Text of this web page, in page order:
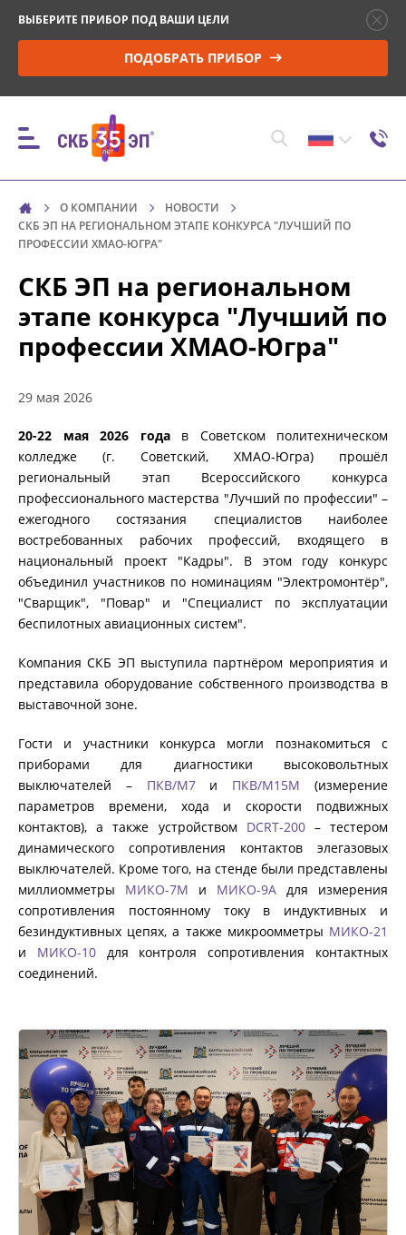
ВЫБЕРИТЕ ПРИБОР ПОД ВАШИ ЦЕЛИ
ПОДОБРАТЬ ПРИБОР
ПРИБОРЫ
КОНТРОЛЬ ПАРАМЕТРОВ И МОНИТОРИНГ
ВЫСОКОВОЛЬТНЫХ ВЫКЛЮЧАТЕЛЕЙ (ВВ)
УПРАВЛЕНИЕ ПРИВОДОМ ВВ И ПРОВЕРКА
СРАБАТЫВАНИЯ
ИЗМЕРЕНИЕ СОПРОТИВЛЕНИЯ В
БЕЗИНДУКТИВНЫХ ОБЪЕКТАХ
ИЗМЕРЕНИЕ СОПРОТИВЛЕНИЯ В ИНДУКТИВНЫХ
ОБЪЕКТАХ
РАЗМАГНИЧИВАНИЕ ТРАНСФОРМАТОРОВ
ИСПЫТАНИЯ НА НАГРЕВ (ТЕСТ ОХЛАЖДЕНИЯ)
ТРАНСФОРМАТОРОВ
КОМПЛЕКТЫ ДЛЯ ЭЛЕКТРОТЕХНИЧЕСКИХ
ЛАБОРАТОРИЙ (ЭТЛ)
ТРАССОПОИСКОВОЕ УСТРОЙСТВО И
ИДЕНТИФИКАТОРЫ НИЗКОВОЛЬТНОЙ СЕТИ
АРХИВ
ПОДОБРАТЬ ПРИБОР
КАТАЛОГ
О КОМПАНИИ
НОВОСТИ
СКБ ЭП НА РЕГИОНАЛЬНОМ ЭТАПЕ КОНКУРСА "ЛУЧШИЙ ПО
ПРОФЕССИИ ХМАО-ЮГРА"
СКБ ЭП на региональном
этапе конкурса "Лучший по
профессии ХМАО-Югра"
29 мая 2026
20-22 мая 2026 годав Советском политехническом
колледже (г. Советский, ХМАО-Югра) прошёл
региональный этап Всероссийского конкурса
профессионального мастерства "Лучший по профессии" –
ежегодного состязания специалистов наиболее
востребованных рабочих профессий, входящего в
национальный проект "Кадры". В этом году конкурс
объединил участников по номинациям "Электромонтёр",
"Сварщик", "Повар" и "Специалист по эксплуатации
беспилотных авиационных систем".
Компания СКБ ЭП выступила партнёром мероприятия и
представила оборудование собственного производства в
выставочной зоне.
Гости и участники конкурса могли познакомиться с
приборами для диагностики высоковольтных
выключателей – ПКВ/М7и ПКВ/М15М (измерение
параметров времени, хода и скорости подвижных
контактов), а также устройством DCRT-200– тестером
динамического сопротивления контактов элегазовых
выключателей. Кроме того, на стенде были представлены
миллиомметры МИКО-7М и МИКО-9А для измерения
сопротивления постоянному току в индуктивных и
безиндуктивных цепях, а также микроомметры МИКО-21
и МИКО-10для контроля сопротивления контактных
соединений.